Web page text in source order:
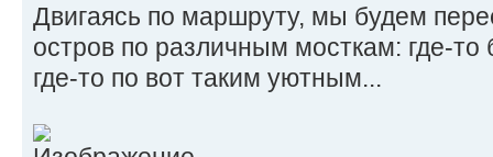
Двигаясь по маршруту, мы будем
остров по различным мосткам: где-
где-то по вот таким уютным...